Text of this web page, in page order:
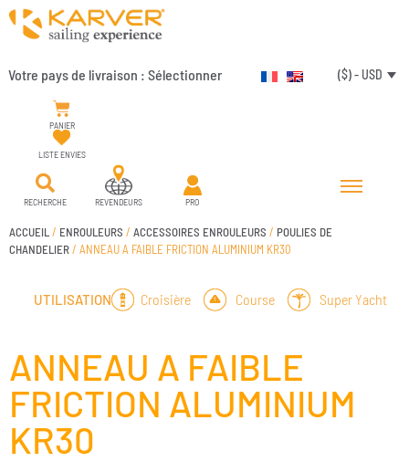
Votre pays de livraison : Sélectionner ($) - USD
PANIER
LISTE ENVIES
RECHERCHE REVENDEURS PRO
ACCUEIL / ENROULEURS / ACCESSOIRES ENROULEURS / POULIES DE
CHANDELIER/ ANNEAU A FAIBLE FRICTION ALUMINIUM KR30
UTILISATION Croisière Course Super Yacht
ANNEAU A FAIBLE
FRICTION ALUMINIUM
KR30